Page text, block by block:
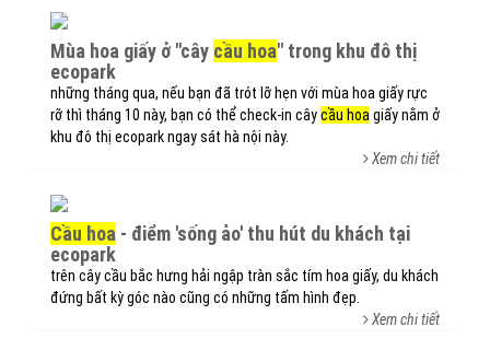
mùa hoa giấy ở "cây cầu hoa" trong khu đô thị
ecopark
những tháng qua, nếu bạn đã trót lỡ hẹn với mùa hoa giấy rực
rỡ thì tháng 10 này, bạn có thể check-in câycầu hoa giấy nằm ở
khu đô thị ecopark ngay sát hà nội này.
Xem chi tiết
cầu hoa - điểm 'sống ảo' thu hút du khách tại
ecopark
trên cây cầu bắc hưng hải ngập tràn sắc tím hoa giấy, du khách
đứng bất kỳ góc nào cũng có những tấm hình đẹp.
Xem chi tiết